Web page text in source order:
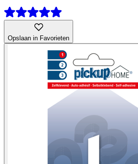
Opslaan in Favorieten